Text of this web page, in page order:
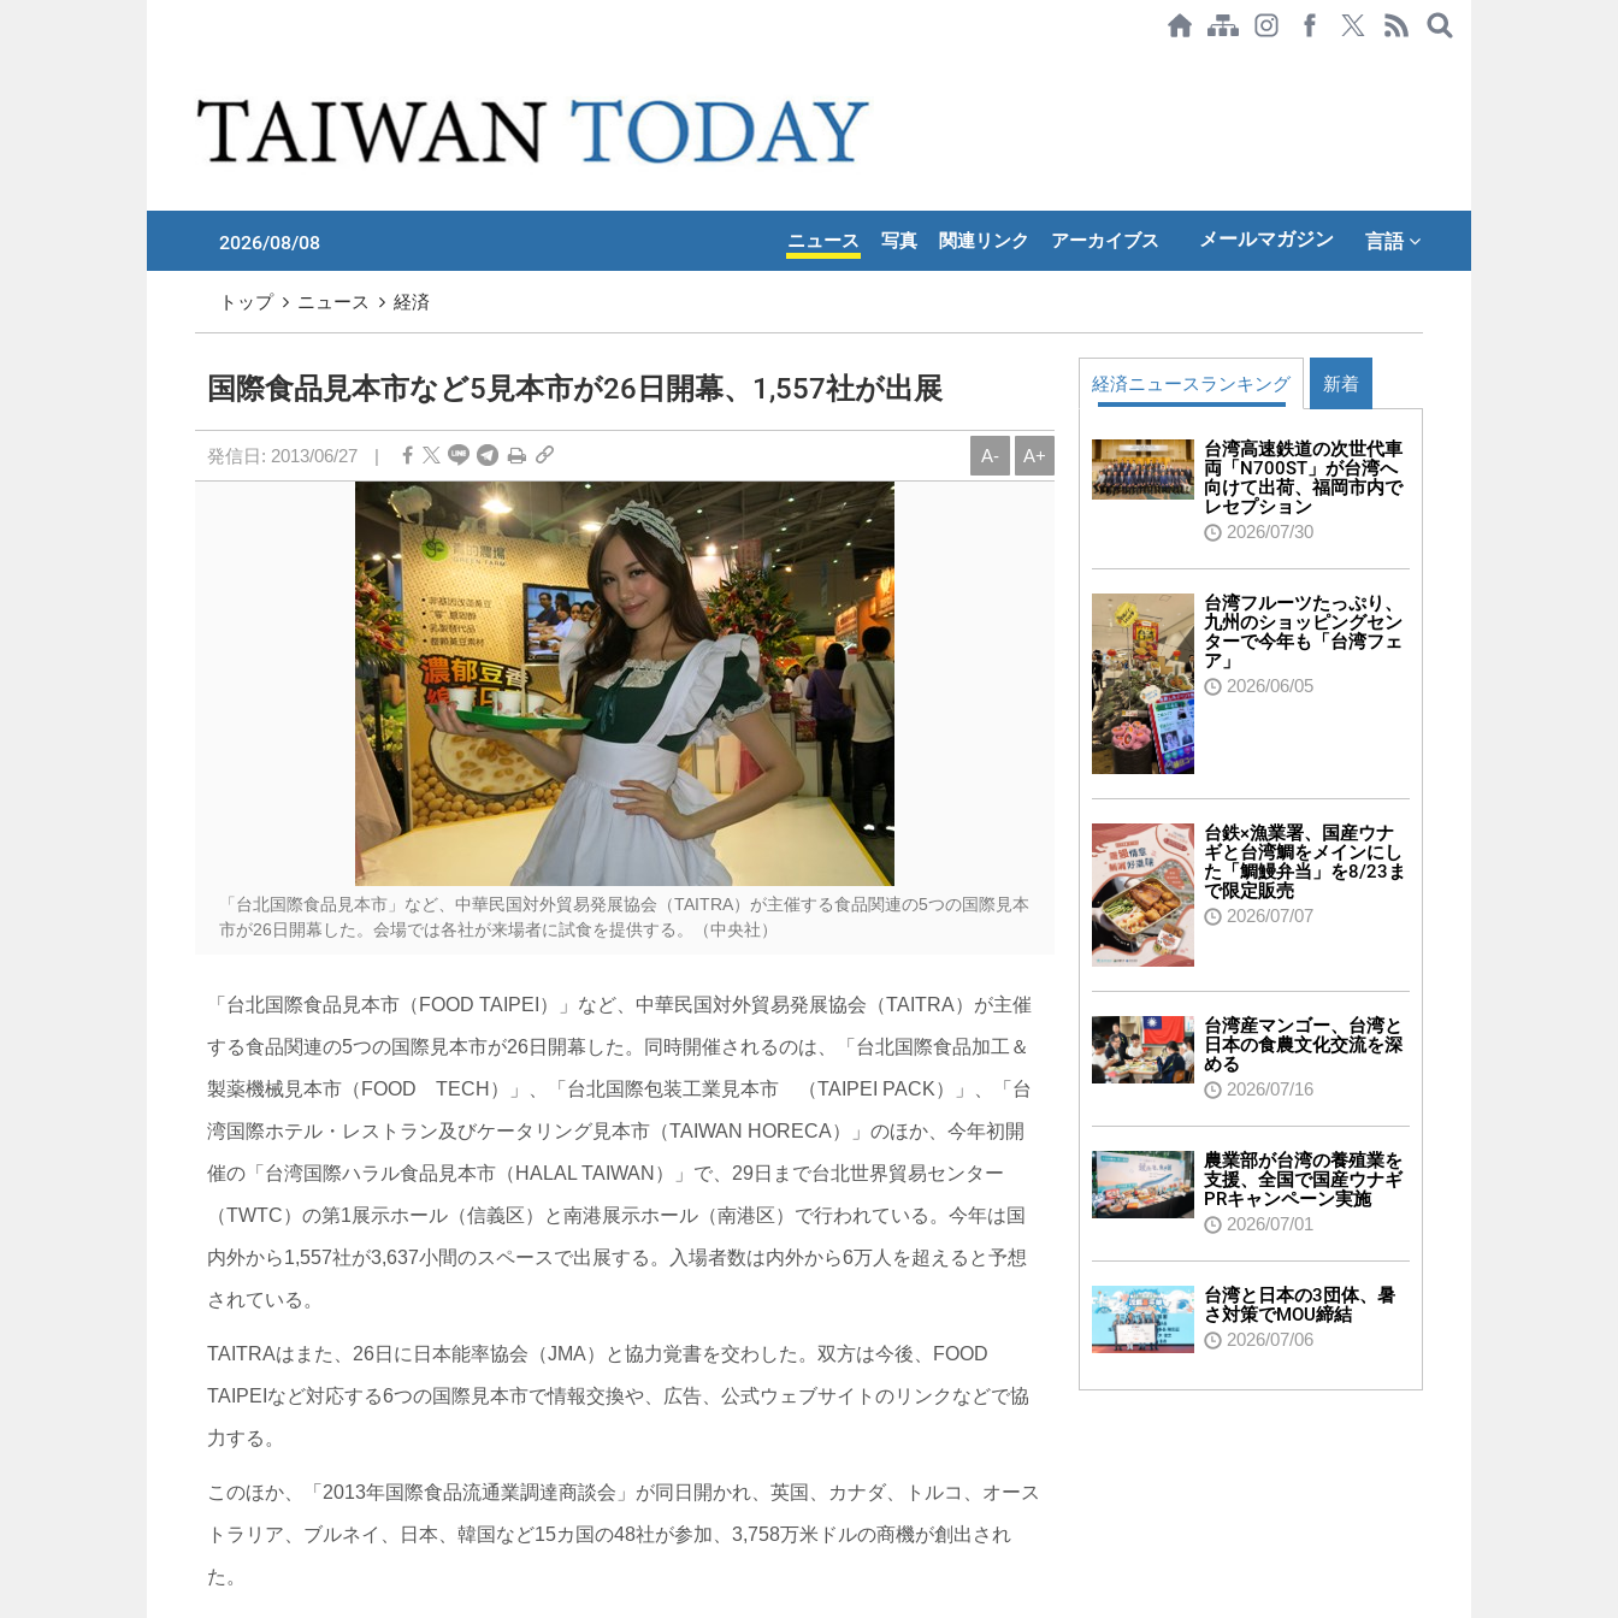
2026/08/08 メールマガジン 言語
ニュース 写真 関連リンク アーカイブス
トップ ニュース 経済
国際食品見本市など5見本市が26日開幕、1,557社が出展
発信日: 2013/06/27 | A- A+
「台北国際食品見本市」など、中華民国対外貿易発展協会（TAITRA）が主催する食品関連の5つの国際見本
市が26日開幕した。会場では各社が来場者に試食を提供する。（中央社）
「台北国際食品見本市（FOOD TAIPEI）」など、中華民国対外貿易発展協会（TAITRA）が主催
する食品関連の5つの国際見本市が26日開幕した。同時開催されるのは、「台北国際食品加工＆
製薬機械見本市（FOOD TECH）」、「台北国際包装工業見本市 （TAIPEI PACK）」、「台
湾国際ホテル・レストラン及びケータリング見本市（TAIWAN HORECA）」のほか、今年初開
催の「台湾国際ハラル食品見本市（HALAL TAIWAN）」で、29日まで台北世界貿易センター
（TWTC）の第1展示ホール（信義区）と南港展示ホール（南港区）で行われている。今年は国
内外から1,557社が3,637小間のスペースで出展する。入場者数は内外から6万人を超えると予想
されている。
TAITRAはまた、26日に日本能率協会（JMA）と協力覚書を交わした。双方は今後、FOOD
TAIPEIなど対応する6つの国際見本市で情報交換や、広告、公式ウェブサイトのリンクなどで協
力する。
このほか、「2013年国際食品流通業調達商談会」が同日開かれ、英国、カナダ、トルコ、オース
トラリア、ブルネイ、日本、韓国など15カ国の48社が参加、3,758万米ドルの商機が創出され
た。
経済ニュースランキング 新着
台湾高速鉄道の次世代車
両「N700ST」が台湾へ
向けて出荷、福岡市内で
レセプション
2026/07/30
台湾フルーツたっぷり、
九州のショッピングセン
ターで今年も「台湾フェ
ア」
2026/06/05
台鉄×漁業署、国産ウナ
ギと台湾鯛をメインにし
た「鯛鰻弁当」を8/23ま
で限定販売
2026/07/07
台湾産マンゴー、台湾と
日本の食農文化交流を深
める
2026/07/16
農業部が台湾の養殖業を
支援、全国で国産ウナギ
PRキャンペーン実施
2026/07/01
台湾と日本の3団体、暑
さ対策でMOU締結
2026/07/06